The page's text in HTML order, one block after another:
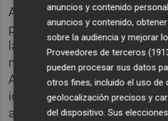
Aquesta zona, bàsicament,
perímetre comprés entre la
la muntanya de Santa Anna,
nord, fins al carrer del Comte
Aquesta àrea engloba 6
identitats i característiques
amb elements comuns,
anuncios y contenido
anuncios y contenido,
sobre la audiencia y mejorar
Proveedores de terceros
pueden procesar sus datos
otros fines, incluido el uso de
geolocalización precisos y
del dispositivo. Sus